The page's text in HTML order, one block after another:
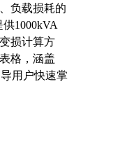
负载损耗的
1000kVA
损计算方
格，涵盖
用户快速掌